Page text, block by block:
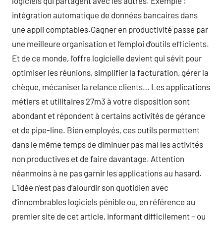
intégration automatique de données bancaires dans
une appli comptables.Gagner en productivité passe par
une meilleure organisation et l’emploi d’outils efficients.
Et de ce monde, l’offre logicielle devient qui sévit pour
optimiser les réunions, simplifier la facturation, gérer la
chèque, mécaniser la relance clients… Les applications
métiers et utilitaires 27m3 à votre disposition sont
abondant et répondent à certains activités de gérance
et de pipe-line. Bien employés, ces outils permettent
dans le même temps de diminuer pas mal les activités
non productives et de faire davantage. Attention
néanmoins à ne pas garnir les applications au hasard.
L’idée n’est pas d’alourdir son quotidien avec
d’innombrables logiciels pénible ou, en référence au
premier site de cet article, informant difficilement – ou